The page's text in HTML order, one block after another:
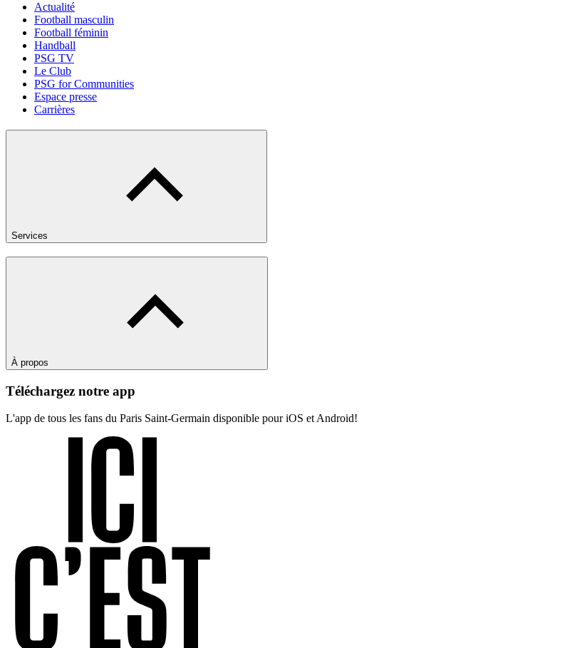
Actualité
Football masculin
Football féminin
Handball
PSG TV
Le Club
PSG for Communities
Espace presse
Carrières
Services
À propos
Téléchargez notre app
L'app de tous les fans du Paris Saint-Germain disponible pour iOS et Android!